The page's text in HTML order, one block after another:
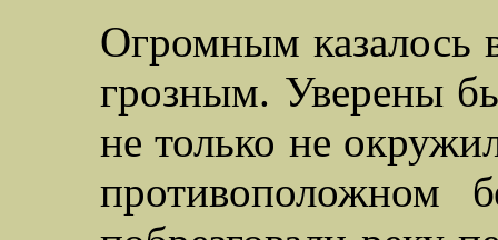
Огромным казалось
грозным. Уверены
не только не
противоположном